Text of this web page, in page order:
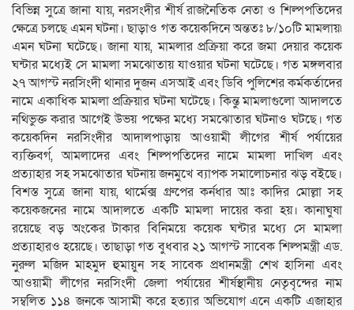
বিভিন্ন সুত্রে জানা যায়, নরসংদীর শীর্ষ রাজনৈতিক নেতা ও শিল্পপতিদের
ক্ষেত্রে চলছে এমন ঘটনা। ছাড়াও গত কয়েকদিনে অন্ততঃ ৮/১০টি মামলায়৷
এমন ঘটনা ঘটেছে। জানা যায়, মামলার প্রক্রিয়া করে জমা দেয়ার কয়েক
ঘন্টার মধ্যেই সে মামলা সমঝোতায় যাওয়ার ঘটনা ঘটেছে। গত মঙ্গলবার
২৭ আগস্ট নরসিংদী থানার দুজন এসআই এবং ডিবি পুলিশের কর্মকর্তাদের
নামে একাধিক মামলা প্রক্রিয়ার ঘটনা ঘটেছে। কিন্তু মামলাগুলো আদালতে
নথিভুক্ত করার আগেই উভয় পক্ষের মধ্যে সমঝোতার ঘটনাও ঘটছে। গত
কয়েকদিন নরসিংদীর আদালপাড়ায় আওয়ামী লীগের শীর্ষ পর্যায়ের
ব্যক্তিবর্গ, আমলাদের এবং শিল্পপতিদের নামে মামলা দাখিল এবং
প্রত্যাহার সহ সমঝোতার ঘটনায় জনমুখে ব্যাপক সমালোচনার ঝড় বইছে।
বিশস্ত সুত্রে জানা যায়, থার্মেক্স গ্রুপের কর্নধার আঃ কাদির মোল্লা সহ
কয়েকজনের নামে আদালতে একটি মামলা দায়ের করা হয়। কানাঘুষা
রয়েছে বড় অংকের টাকার বিনিময়ে কয়েক ঘন্টার মধ্যে সে মামলা
প্রত্যাহারও হয়েছে। তাছাড়া গত বুধবার ২১ আগস্ট সাবেক শিল্পমন্ত্রী এড.
নুরুল মজিদ মাহমুদ হুমায়ুন সহ সাবেক প্রধানমন্ত্রী শেখ হাসিনা এবং
আওয়ামী লীগের নরসিংদী জেলা পর্যায়ের শীর্ষস্থানীয় নেতৃবৃন্দের নাম
সম্বলিত ১১৪ জনকে আসামী করে হত্যার অভিযোগ এনে একটি এজাহার